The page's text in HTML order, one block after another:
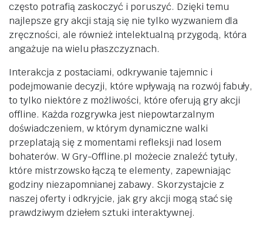
często potrafią zaskoczyć i poruszyć. Dzięki temu
najlepsze gry akcji stają się nie tylko wyzwaniem dla
zręczności, ale również intelektualną przygodą, która
angażuje na wielu płaszczyznach.
Interakcja z postaciami, odkrywanie tajemnic i
podejmowanie decyzji, które wpływają na rozwój fabuły,
to tylko niektóre z możliwości, które oferują gry akcji
offline. Każda rozgrywka jest niepowtarzalnym
doświadczeniem, w którym dynamiczne walki
przeplatają się z momentami refleksji nad losem
bohaterów. W Gry-Offline.pl możecie znaleźć tytuły,
które mistrzowsko łączą te elementy, zapewniając
godziny niezapomnianej zabawy. Skorzystajcie z
naszej oferty i odkryjcie, jak gry akcji mogą stać się
prawdziwym dziełem sztuki interaktywnej.